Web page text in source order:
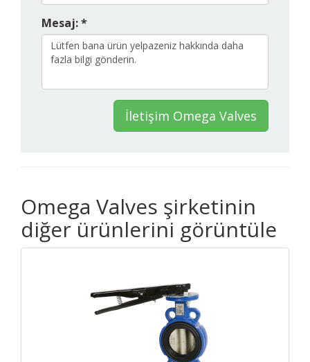
Mesaj: *
İletişim Omega Valves
Omega Valves şirketinin
diğer ürünlerini görüntüle